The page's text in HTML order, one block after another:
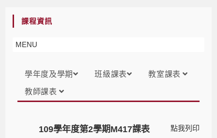
課程資訊
MENU
學年度及學期 班級課表 教室課表
教師課表
點我列印
109學年度第2學期M417課表